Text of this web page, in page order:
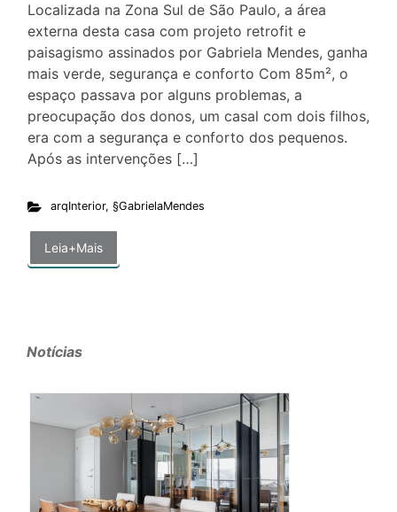
Localizada na Zona Sul de São Paulo, a área
externa desta casa com projeto retrofit e
paisagismo assinados por Gabriela Mendes, ganha
mais verde, segurança e conforto Com 85m², o
espaço passava por alguns problemas, a
preocupação dos donos, um casal com dois filhos,
era com a segurança e conforto dos pequenos.
Após as intervenções […]
arqInterior, §GabrielaMendes
Leia+Mais
Notícias